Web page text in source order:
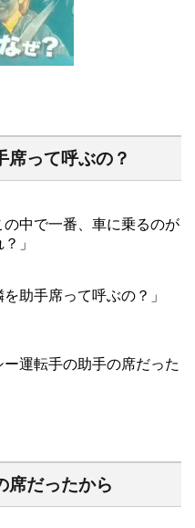
席って呼ぶの？
中で一番、車に乗るのが
」
助手席って呼ぶの？」
運転手の助手の席だった
席だったから